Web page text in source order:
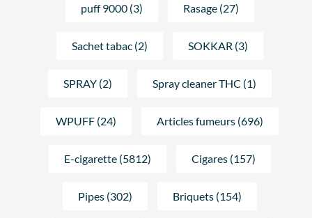
puff 9000 (3) Rasage (27)
Sachet tabac (2) SOKKAR (3)
SPRAY (2) Spray cleaner THC (1)
WPUFF (24) Articles fumeurs (696)
E-cigarette (5812) Cigares (157)
Pipes (302) Briquets (154)